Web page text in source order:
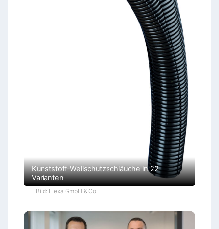
Kunststoff-Wellschutzschläuche in 22
Varianten
Bild: Flexa GmbH & Co.